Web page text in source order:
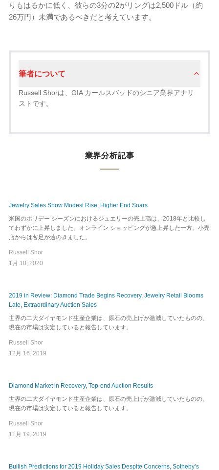
りもはるかに低く、彼らの3分の2がリングは2,500ドル（約
26万円）未満であるべきだと考えています。
筆者について
Russell Shorは、GIA カールスバッドのシニア業界アナリ
ストです。
業界分析記事
Jewelry Sales Show Modest Rise; Higher End Soars
米国のホリデー シーズンにおけるジュエリーの売上高は、2018年と比較し
てわずかに上昇しました。オンライン ショッピングが急上昇した一方、小売
店からは客足が遠のきました。
Russell Shor
1月 10, 2020
2019 in Review: Diamond Trade Begins Recovery, Jewelry Retail Blooms
Late, Extraordinary Auction Sales
世界の二大ダイヤモンド生産企業は、原石の売上げが激減していたものの、
現在の市場は安定していると報告しています。
Russell Shor
12月 16, 2019
Diamond Market in Recovery, Top-end Auction Results
世界の二大ダイヤモンド生産企業は、原石の売上げが激減していたものの、
現在の市場は安定していると報告しています。
Russell Shor
11月 19, 2019
Bullish Predictions for 2019 Holiday Sales Despite Concerns, Sotheby’s